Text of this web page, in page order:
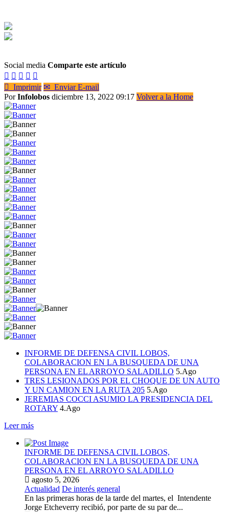
Social media Comparte este artículo
    
 Imprimir ✉ Enviar E-mail
PorInfolobos diciembre 13, 2022 09:17 Volver a la Home
INFORME DE DEFENSA CIVIL LOBOS,
COLABORACION EN LA BUSQUEDA DE UNA
PERSONA EN EL ARROYO SALADILLO 5.Ago
TRES LESIONADOS POR EL CHOQUE DE UN AUTO
Y UN CAMION EN LA RUTA 205 5.Ago
JEREMIAS COCCI ASUMIO LA PRESIDENCIA DEL
ROTARY 4.Ago
Leer más
INFORME DE DEFENSA CIVIL LOBOS,
COLABORACION EN LA BUSQUEDA DE UNA
PERSONA EN EL ARROYO SALADILLO
agosto 5, 2026
Actualidad De interés general
En las primeras horas de la tarde del martes, el Intendente
Jorge Etcheverry recibió, por parte de su par de...